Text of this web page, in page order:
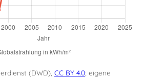
(DWD), CC BY 4.0; eigene